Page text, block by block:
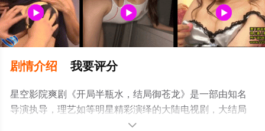
剧情介绍 我要评分
星空影院爽剧《开局半瓶水，结局御苍龙》是一部由知名
导演执导，理艺如等明星精彩演绎的大陆电视剧，大结局
剧情已揭晓（全90集），手机免费观看高清无删减完整版
